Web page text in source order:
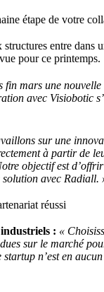
étape de votre
entre
pour ce printemps.
fin mars une
avec Visiobotic
sur une
à partir de
objectif est
solution avec Radiall.
réussi
: «
sur le marché
n’est en